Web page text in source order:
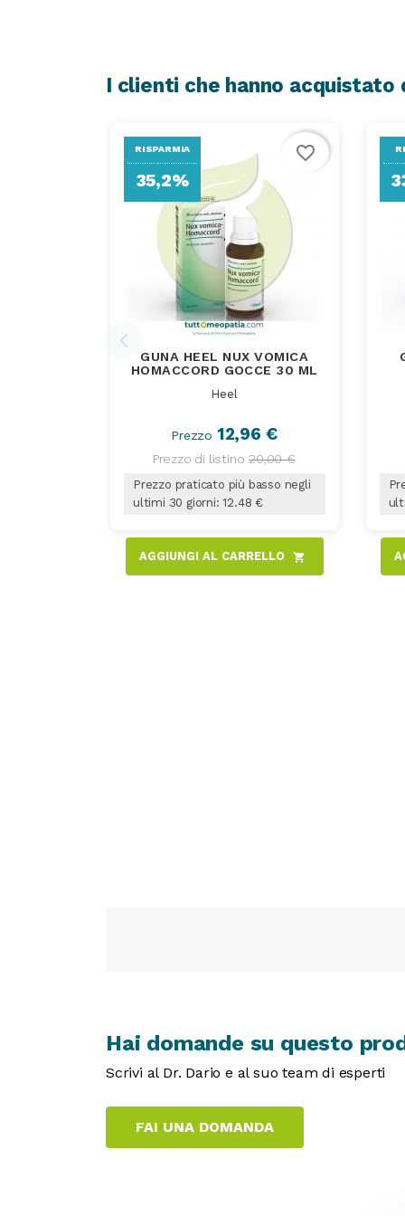
I clienti che hanno
GUNA HEEL NUX VOMICA
HOMACCORD GOCCE 30 ML
Heel
Prezzo 12,96 €
Prezzo di listino 20,00 €
Prezzo praticato più basso negli
ultimi 30 giorni: 12.48 €
AGGIUNGI AL CARRELLO shopping_cart
RISPARMIA
35,2%
favorite_border
Hai domande su questo
Scrivi al Dr. Dario e al suo team di esperti